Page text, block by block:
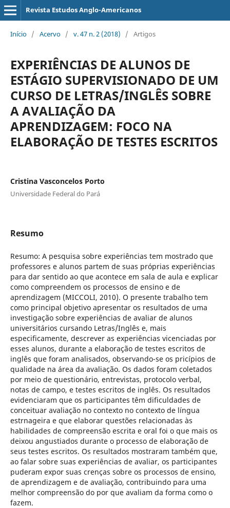
Revista Estudos Anglo-Americanos
Início / Acervo / v. 47 n. 2 (2018) / Artigos
EXPERIÊNCIAS DE ALUNOS DE
ESTÁGIO SUPERVISIONADO DE UM
CURSO DE LETRAS/INGLÊS SOBRE
A AVALIAÇÃO DA
APRENDIZAGEM: FOCO NA
ELABORAÇÃO DE TESTES ESCRITOS
Cristina Vasconcelos Porto
Universidade Federal do Pará
Resumo
Resumo: A pesquisa sobre experiências tem mostrado que
professores e alunos partem de suas próprias experiências
para dar sentido ao que acontece em sala de aula e explicar
como compreendem os processos de ensino e de
aprendizagem (MICCOLI, 2010). O presente trabalho tem
como principal objetivo apresentar os resultados de uma
investigação sobre experiências de avaliar de alunos
universitários cursando Letras/Inglês e, mais
especificamente, descrever as experiências vicenciadas por
esses alunos, durante a elaboração de testes escritos de
inglês que foram analisados, observando-se os pricípios de
qualidade na área da avaliação. Os dados foram coletados
por meio de questionário, entrevistas, protocolo verbal,
notas de campo, e testes escritos de inglês. Os resultados
evidenciaram que os participantes têm dificuldades de
conceituar avaliação no contexto no contexto de língua
estrnageira e que elaborar questões relacionadas às
habilidades de compreensão escrita e oral foi o que mais os
deixou angustiados durante o processo de elaboração de
seus testes escritos. Os resultados mostraram também que,
ao falar sobre suas experiências de avaliar, os participantes
puderam expor suas crenças sobre os processos de ensino,
de aprendizagem e de avaliação, contribuindo para uma
melhor compreensão do por que avaliam da forma como o
fazem.